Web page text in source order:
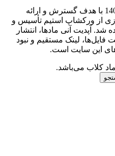
وبسایت مادکلاب در بهمن سال 1401 با هدف گسترش و ارائه
از ورکشاپ استیم تأسیس و
شد. آپدیت آنی مادها، انتشار
فایل‌ها، لینک مستقیم و نبود
این سایت است.
کلاب می‌باشد.